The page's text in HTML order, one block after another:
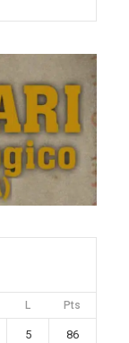
L Pts
5 86